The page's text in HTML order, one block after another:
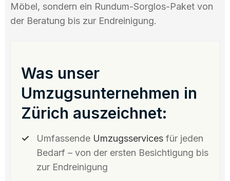
Möbel, sondern ein Rundum-Sorglos-Paket von
der Beratung bis zur Endreinigung.
Was unser
Umzugsunternehmen in
Zürich auszeichnet:
Umfassende Umzugsservices für jeden
Bedarf – von der ersten Besichtigung bis
zur Endreinigung